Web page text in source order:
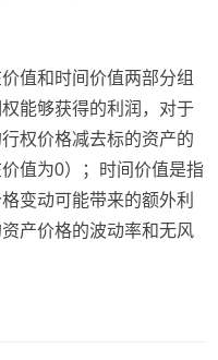
值和时间价值两部分组
能够获得的利润，对于
权价格减去标的资产的
值为0）；时间价值是指
变动可能带来的额外利
产价格的波动率和无风